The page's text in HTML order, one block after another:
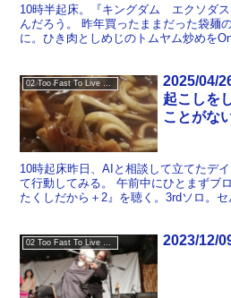
10時半起床。『キングダム エクソダス
んだろう。 昨年買ったままだった袋麺
に。ひき肉としめじのトムヤム炒めを
02 Too Fast To Live Too Young To Die
2025/04/
起こしを
ことがな
10時起床昨日、AIと相談して立てたデ
て行動してみる。 午前中にひとまずブ
たくしだから＋2』を聴く。3rdソロ。セ
02 Too Fast To Live Too Young To Die 2023/12/